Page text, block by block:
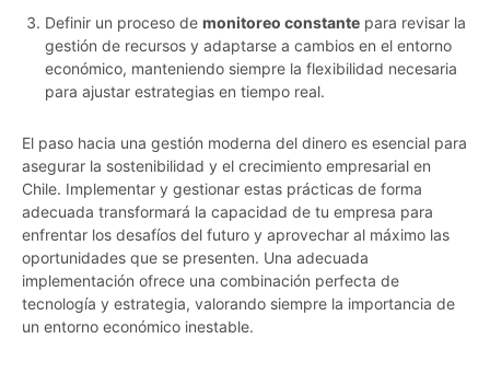
Definir un proceso de monitoreo constante para revisar la
gestión de recursos y adaptarse a cambios en el entorno
económico, manteniendo siempre la flexibilidad necesaria
para ajustar estrategias en tiempo real.
El paso hacia una gestión moderna del dinero es esencial para
asegurar la sostenibilidad y el crecimiento empresarial en
Chile. Implementar y gestionar estas prácticas de forma
adecuada transformará la capacidad de tu empresa para
enfrentar los desafíos del futuro y aprovechar al máximo las
oportunidades que se presenten. Una adecuada
implementación ofrece una combinación perfecta de
tecnología y estrategia, valorando siempre la importancia de
un entorno económico inestable.